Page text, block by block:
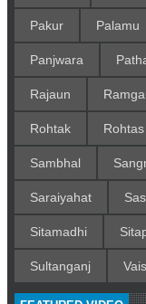
Pakur Palamu
Panjwara
Rajaun
Rohtak Rohtas
Sambhal
Saraiyahat
Sitamadhi
Sultanganj